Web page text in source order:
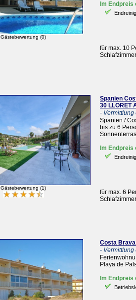
Gästebewertung (0)
Im Endpreis
für max. 10
Gästebewertung (1)
Spanien
30 LLORET
- Vermittlung
Spanien /
bis zu 6
Im Endpreis
für max. 6
Costa Brava
- Vermittlung
Playa de
Im Endpreis